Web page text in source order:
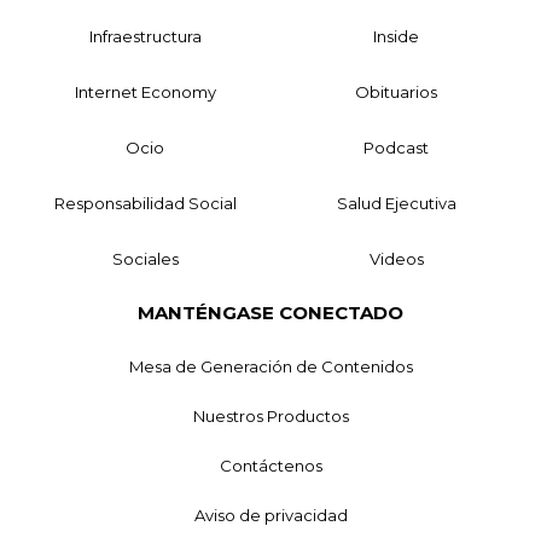
Infraestructura Inside
Internet Economy Obituarios
Ocio Podcast
Responsabilidad Social Salud Ejecutiva
Sociales Videos
MANTÉNGASE CONECTADO
Mesa de Generación de Contenidos
Nuestros Productos
Contáctenos
Aviso de privacidad